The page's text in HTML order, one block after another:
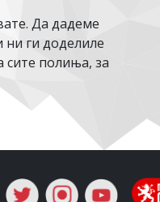
Да дадеме
ги доделиле
сите полиња, за